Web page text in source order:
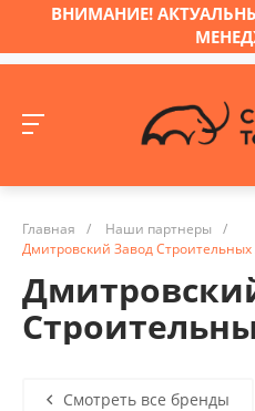
ВНИМАНИЕ!
Главная / Наши партнеры
/
Дмитровский Завод Строительных
Смотреть все бренды